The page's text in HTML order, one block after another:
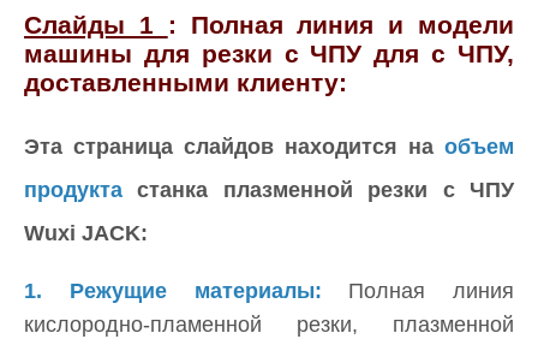
Слайды 1
: Полная линия и модели
машины для резки с ЧПУ для с ЧПУ,
доставленными клиенту:
Эта страница слайдов находится на объем
продукта станка плазменной резки с ЧПУ
Wuxi JACK:
1. Режущие материалы: Полная линия
кислородно-пламенной резки, плазменной